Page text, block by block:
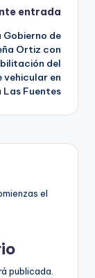
entrada
Gobierno de
Ortiz con
del
vehicular en
Las Fuentes
el
publicada.